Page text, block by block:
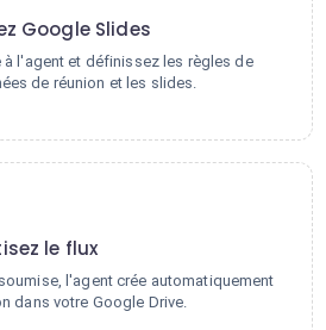
Google Slides
l'agent et définissez les règles de
de réunion et les slides.
le flux
l'agent crée automatiquement
dans votre Google Drive.